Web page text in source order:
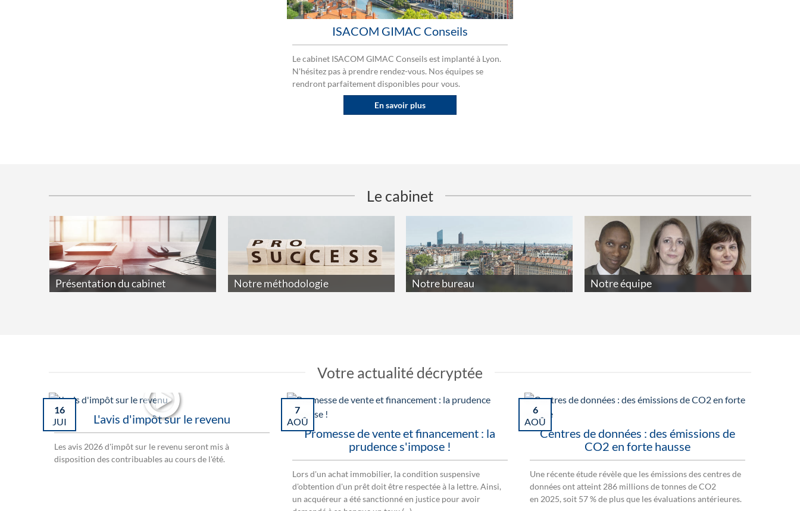
ISACOM GIMAC Conseils
Le cabinet ISACOM GIMAC Conseils est implanté à Lyon.
N'hésitez pas à prendre rendez-vous. Nos équipes se
rendront parfaitement disponibles pour vous.
En savoir plus
Le cabinet
Présentation du cabinet Notre méthodologie Notre bureau Notre équipe
Votre actualité décryptée
L'avis d'impôt sur le revenu
16
JUI
Les avis 2026 d'impôt sur le revenu seront mis à
disposition des contribuables au cours de l'été.
Promesse de vente et financement : la
prudence s'impose !
7
AOÛ
Lors d'un achat immobilier, la condition suspensive
d'obtention d'un prêt doit être respectée à la lettre. Ainsi,
un acquéreur a été sanctionné en justice pour avoir
Centres de données : des émissions de
CO2 en forte hausse
6
AOÛ
Une récente étude révèle que les émissions des centres de
données ont atteint 286 millions de tonnes de CO2
en 2025, soit 57 % de plus que les évaluations antérieures.